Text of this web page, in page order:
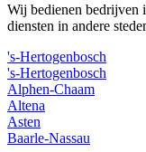
Wij bedienen bedrijven
diensten in andere
's-Hertogenbosch
's-Hertogenbosch
Alphen-Chaam
Altena
Asten
Baarle-Nassau